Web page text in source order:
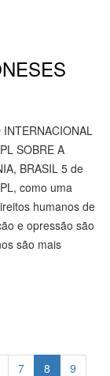
SOBRE A
BRASIL 5 de
como uma
humanos de
e opressão são
são mais
7 8
9